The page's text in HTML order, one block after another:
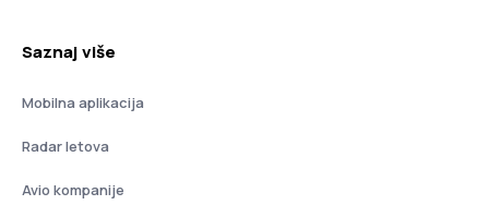
Saznaj više
Mobilna aplikacija
Radar letova
Avio kompanije